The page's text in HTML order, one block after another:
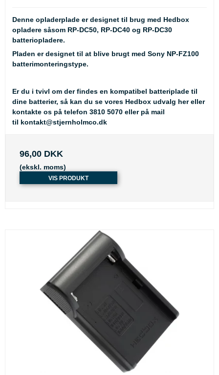
Denne opladerplade er designet til brug med Hedbox
opladere såsom RP-DC50, RP-DC40 og RP-DC30
batteriopladere.
Pladen er designet til at blive brugt med Sony NP-FZ100
batterimonteringstype.
Er du i tvivl om der findes en kompatibel batteriplade til
dine batterier, så kan du se vores Hedbox udvalg hereller
kontakte os på telefon 3810 5070 eller på mail
til kontakt@stjernholmco.dk
96,00 DKK
(ekskl. moms)
VIS PRODUKT